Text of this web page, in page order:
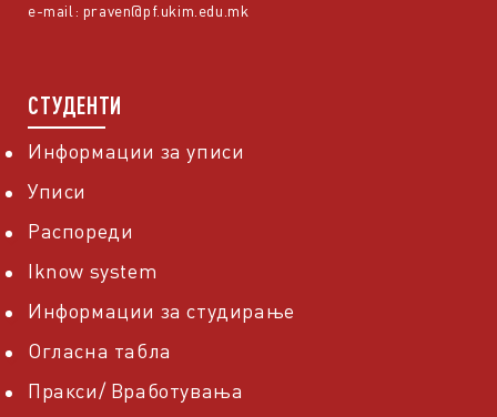
e-mail: praven@pf.ukim.edu.mk
СТУДЕНТИ
Информации за уписи
Уписи
Распореди
Iknow system
Информации за студирање
Огласна табла
Пракси/ Вработувања